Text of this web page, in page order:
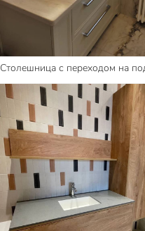
Столешница с переходом на